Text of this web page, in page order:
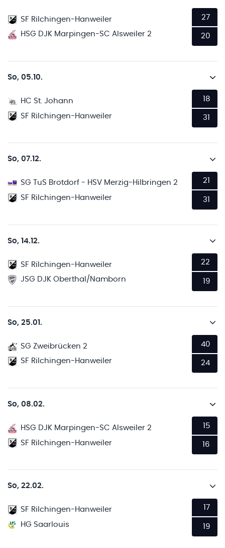
SF Rilchingen-Hanweiler
HSG DJK Marpingen-SC Alsweiler 2
27
20
So, 05.10.
HC St. Johann
SF Rilchingen-Hanweiler
18
31
So, 07.12.
SG TuS Brotdorf - HSV Merzig-Hilbringen 2
SF Rilchingen-Hanweiler
21
31
So, 14.12.
SF Rilchingen-Hanweiler
JSG DJK Oberthal/Namborn
22
19
So, 25.01.
SG Zweibrücken 2
SF Rilchingen-Hanweiler
40
24
So, 08.02.
HSG DJK Marpingen-SC Alsweiler 2
SF Rilchingen-Hanweiler
15
16
So, 22.02.
SF Rilchingen-Hanweiler
HG Saarlouis
17
19